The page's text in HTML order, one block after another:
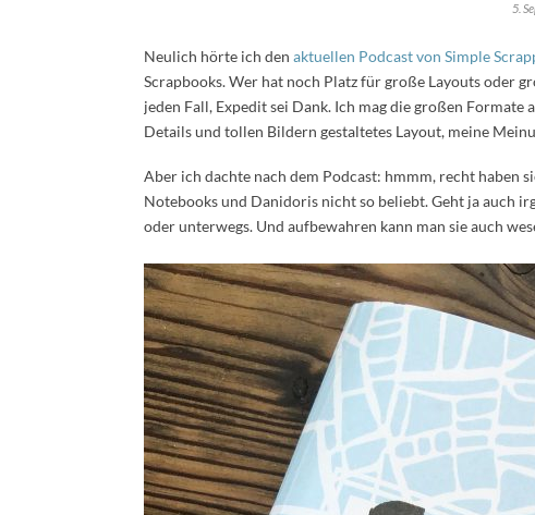
5.
Neulich hörte ich den aktuellen Podcast von Simple
Scrapbooks. Wer hat noch Platz für große Layouts oder
jeden Fall, Expedit sei Dank. Ich mag die großen
Details und tollen Bildern gestaltetes Layout, meine
Aber ich dachte nach dem Podcast: hmmm, recht haben
Notebooks und Danidoris nicht so beliebt. Geht ja auch
oder unterwegs. Und aufbewahren kann man sie auch